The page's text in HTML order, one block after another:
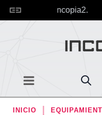
a Incopia2.
INICIO